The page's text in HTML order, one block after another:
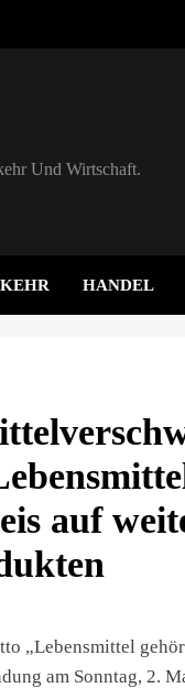
Und Wirtschaft.
HANDEL
auf
„Lebensmittel
am Sonntag, 2.